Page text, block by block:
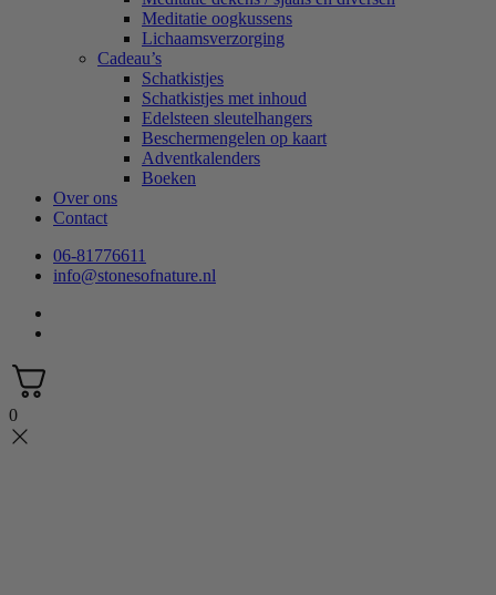
Meditatie oogkussens
Lichaamsverzorging
Cadeau’s
Schatkistjes
Schatkistjes met inhoud
Edelsteen sleutelhangers
Beschermengelen op kaart
Adventkalenders
Boeken
Over ons
Contact
06-81776611
info@stonesofnature.nl
0